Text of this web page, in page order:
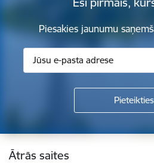
Piesakies jaunumu
Kājene
Ātrās saites